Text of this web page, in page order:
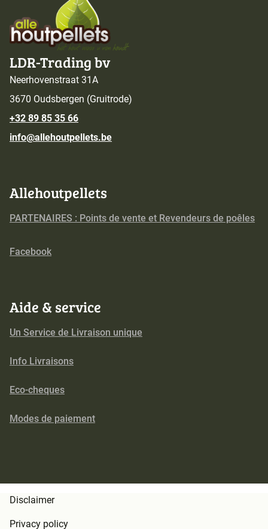
LDR-Trading bv
Neerhovenstraat 31A
3670 Oudsbergen (Gruitrode)
+32 89 85 35 66
info@allehoutpellets.be
Allehoutpellets
PARTENAIRES : Points de vente et Revendeurs de poêles
Facebook
Aide & service
Un Service de Livraison unique
Info Livraisons
Eco-cheques
Modes de paiement
Disclaimer
Privacy policy